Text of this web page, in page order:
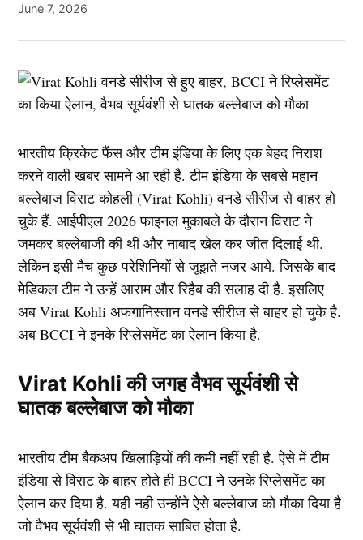
June 7, 2026
भारतीय क्रिकेट फैंस और टीम इंडिया के लिए एक बेहद निराश
करने वाली खबर सामने आ रही है. टीम इंडिया के सबसे महान
बल्लेबाज विराट कोहली (Virat Kohli) वनडे सीरीज से बाहर हो
चुके हैं. आईपीएल 2026 फाइनल मुकाबले के दौरान विराट ने
जमकर बल्लेबाजी की थी और नाबाद खेल कर जीत दिलाई थी.
लेकिन इसी मैच कुछ परेशिनियों से जूझते नजर आये. जिसके बाद
मेडिकल टीम ने उन्हें आराम और रिहैब की सलाह दी है. इसलिए
अब Virat Kohli अफगानिस्तान वनडे सीरीज से बाहर हो चुके है.
अब BCCI ने इनके रिप्लेसमेंट का ऐलान किया है.
Virat Kohli की जगह वैभव सूर्यवंशी से
घातक बल्लेबाज को मौका
भारतीय टीम बैकअप खिलाड़ियों की कमी नहीं रही है. ऐसे में टीम
इंडिया से विराट के बाहर होते ही BCCI ने उनके रिप्लेसमेंट का
ऐलान कर दिया है. यही नही उन्होंने ऐसे बल्लेबाज को मौका दिया है
जो वैभव सूर्यवंशी से भी घातक साबित होता है.